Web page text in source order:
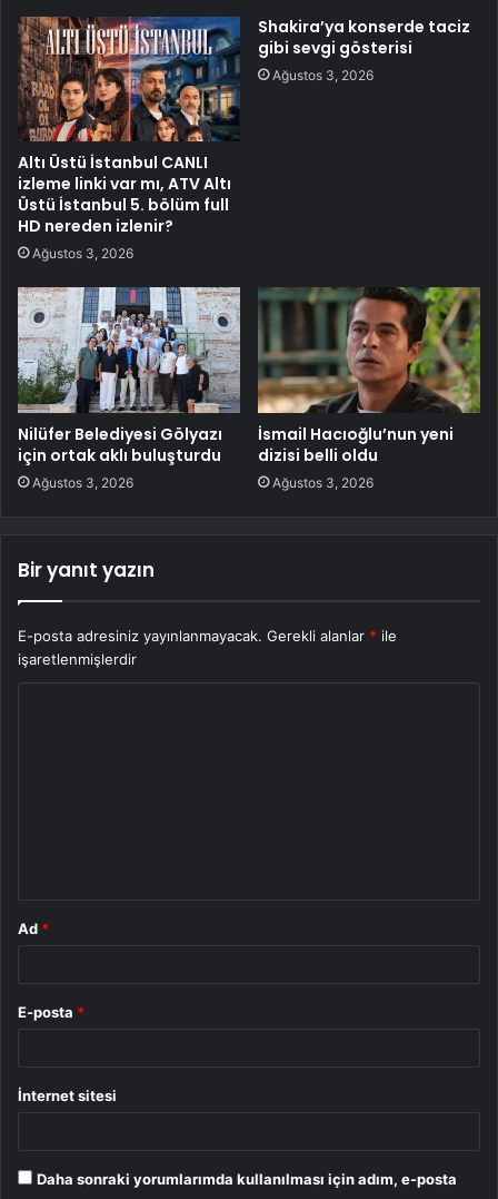
Altı Üstü İstanbul CANLI
izleme linki var mı, ATV Altı
Üstü İstanbul 5. bölüm full
HD nereden izlenir?
Ağustos 3, 2026
Shakira’ya konserde taciz
gibi sevgi gösterisi
Ağustos 3, 2026
Nilüfer Belediyesi Gölyazı
için ortak aklı buluşturdu
Ağustos 3, 2026
İsmail Hacıoğlu’nun yeni
dizisi belli oldu
Ağustos 3, 2026
Bir yanıt yazın
E-posta adresiniz yayınlanmayacak. Gerekli alanlar * ile
işaretlenmişlerdir
Ad *
E-posta *
İnternet sitesi
Daha sonraki yorumlarımda kullanılması için adım, e-posta